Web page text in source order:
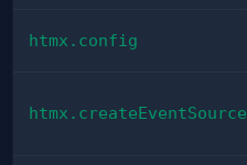
htmx.config
htmx.createEventSource